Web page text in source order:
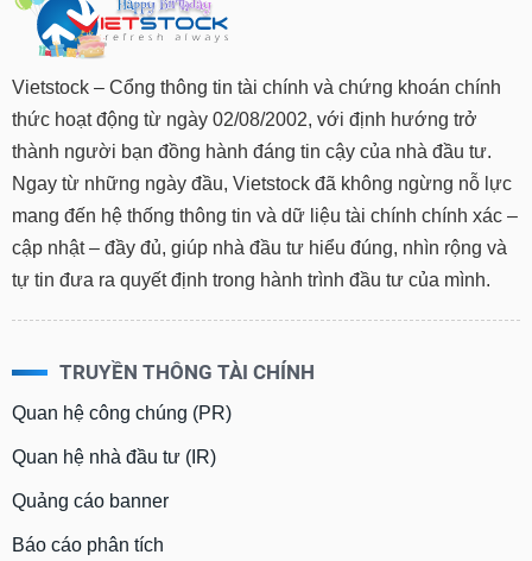
Vietstock – Cổng thông tin tài chính và chứng khoán chính
thức hoạt động từ ngày 02/08/2002, với định hướng trở
thành người bạn đồng hành đáng tin cậy của nhà đầu tư.
Ngay từ những ngày đầu, Vietstock đã không ngừng nỗ lực
mang đến hệ thống thông tin và dữ liệu tài chính chính xác –
cập nhật – đầy đủ, giúp nhà đầu tư hiểu đúng, nhìn rộng và
tự tin đưa ra quyết định trong hành trình đầu tư của mình.
TRUYỀN THÔNG TÀI CHÍNH
Quan hệ công chúng (PR)
Quan hệ nhà đầu tư (IR)
Quảng cáo banner
Báo cáo phân tích